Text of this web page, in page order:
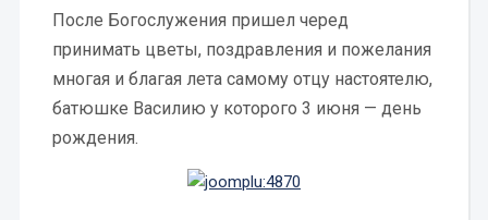
После Богослужения пришел черед
принимать цветы, поздравления и пожелания
многая и благая лета самому отцу настоятелю,
батюшке Василию у которого 3 июня — день
рождения.